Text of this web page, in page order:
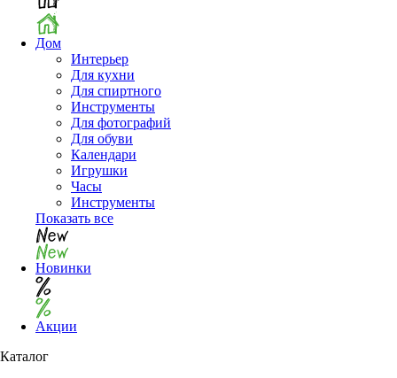
Дом
Интерьер
Для кухни
Для спиртного
Инструменты
Для фотографий
Для обуви
Календари
Игрушки
Часы
Инструменты
Показать все
Новинки
Акции
Каталог